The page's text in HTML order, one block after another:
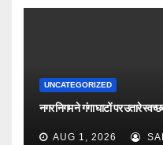
UNCATEGORIZED
नगर निगम ने गंगा घाटों पर उतारे
AUG 1, 2026